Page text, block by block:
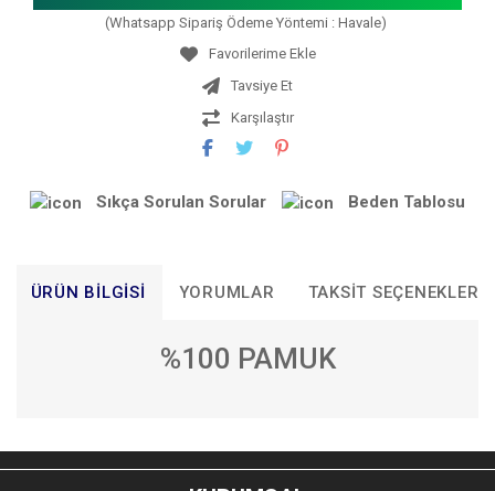
(Whatsapp Sipariş Ödeme Yöntemi : Havale)
Tavsiye Et
Karşılaştır
Sıkça Sorulan Sorular Beden Tablosu
ÜRÜN BILGISI YORUMLAR TAKSIT SEÇENEKLERI
%100 PAMUK
Bu ürünün fiyat bilgisi, resim, ürün açıklamalarında ve diğer
konularda yetersiz gördüğünüz noktaları öneri formunu